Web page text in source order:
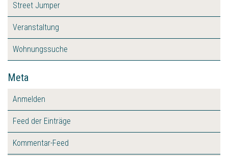
Street Jumper
Veranstaltung
Wohnungssuche
Meta
Anmelden
Feed der Einträge
Kommentar-Feed